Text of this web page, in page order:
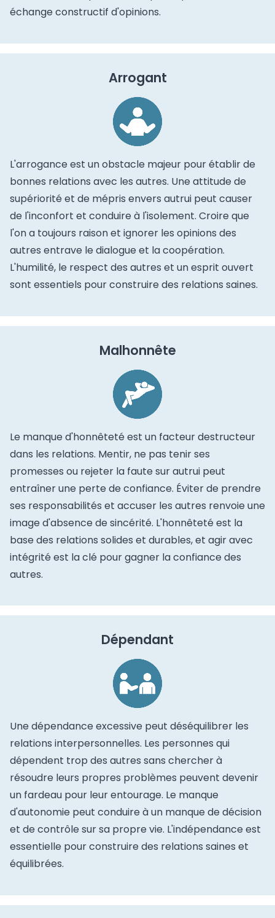
échange constructif d'opinions.
Arrogant
L'arrogance est un obstacle majeur pour établir de
bonnes relations avec les autres. Une attitude de
supériorité et de mépris envers autrui peut causer
de l'inconfort et conduire à l'isolement. Croire que
l'on a toujours raison et ignorer les opinions des
autres entrave le dialogue et la coopération.
L'humilité, le respect des autres et un esprit ouvert
sont essentiels pour construire des relations saines.
Malhonnête
Le manque d'honnêteté est un facteur destructeur
dans les relations. Mentir, ne pas tenir ses
promesses ou rejeter la faute sur autrui peut
entraîner une perte de confiance. Éviter de prendre
ses responsabilités et accuser les autres renvoie une
image d'absence de sincérité. L'honnêteté est la
base des relations solides et durables, et agir avec
intégrité est la clé pour gagner la confiance des
autres.
Dépendant
Une dépendance excessive peut déséquilibrer les
relations interpersonnelles. Les personnes qui
dépendent trop des autres sans chercher à
résoudre leurs propres problèmes peuvent devenir
un fardeau pour leur entourage. Le manque
d'autonomie peut conduire à un manque de décision
et de contrôle sur sa propre vie. L'indépendance est
essentielle pour construire des relations saines et
équilibrées.